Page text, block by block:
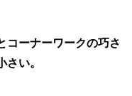
コーナーワークの巧さ
い。